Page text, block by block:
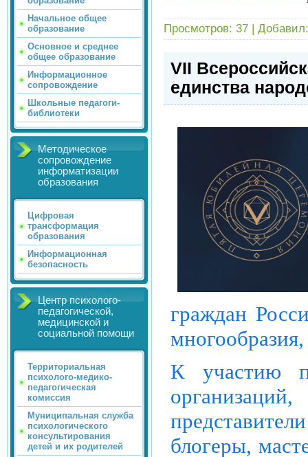
Начальное общее
образование
Основное и среднее
общее образование
Информационное
сопровождение
Школьные педагоги-
библиотеки
Методическое
сопровождение
информатизации
образования
Цифровая
трансформация
образования
Информационная
безопасность
Центр психолого-
педагогической,
медицинской и
социальной помощи
Территориальная
психолого-медико-
педагогическая
комиссия
Муниципальная служба
психологического
консультирования
детей и их родителей
Просмотров: 37 | Добавил:
VII
единства
граждан
К участию
блогеры,